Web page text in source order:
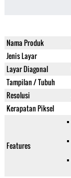
Nama Produk
Jenis Layar
Layar Diagonal
Tampilan / Tubuh
Resolusi
Kerapatan Piksel
Features